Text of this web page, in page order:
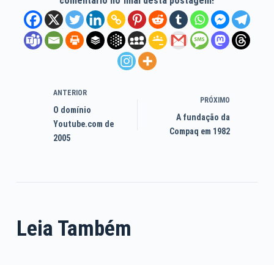
ANTERIOR
O domínio
Youtube.com de
2005
PRÓXIMO
A fundação da
Compaq em 1982
Leia Também